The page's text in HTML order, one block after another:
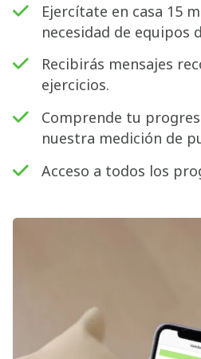
Ejercítate en casa 15
necesidad de equipos
Recibirás mensajes
ejercicios.
Comprende tu
nuestra medición de
Acceso a todos los